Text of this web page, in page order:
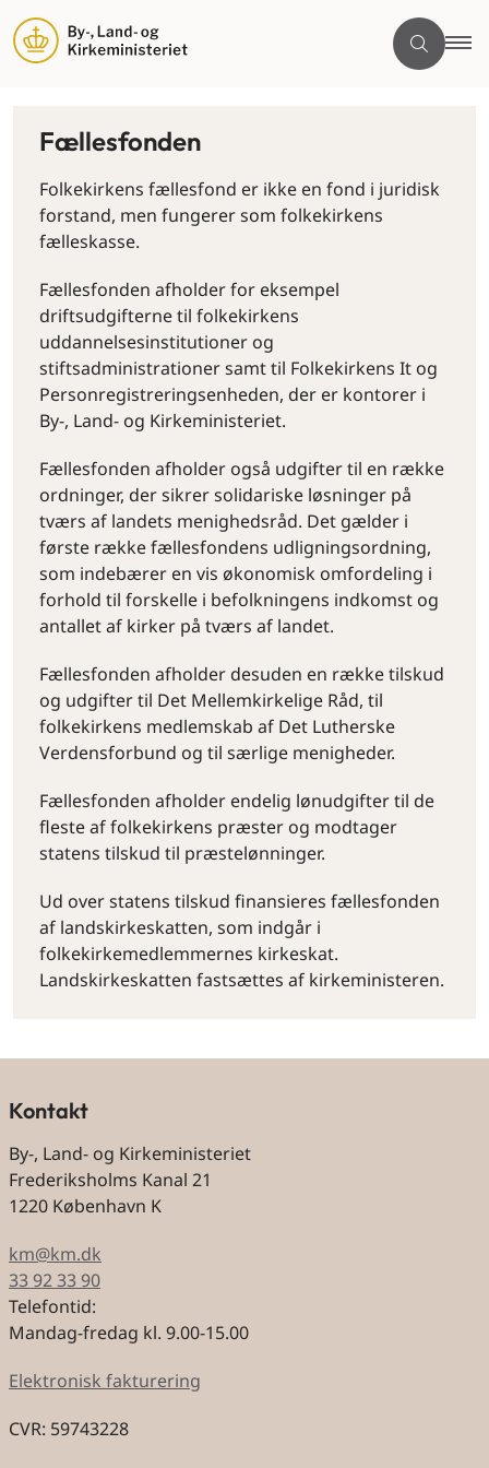
Fællesfonden
Folkekirkens fællesfond er ikke en fond i juridisk
forstand, men fungerer som folkekirkens
fælleskasse.
Fællesfonden afholder for eksempel
driftsudgifterne til folkekirkens
uddannelsesinstitutioner og
stiftsadministrationer samt til Folkekirkens It og
Personregistreringsenheden, der er kontorer i
By-, Land- og Kirkeministeriet.
Fællesfonden afholder også udgifter til en række
ordninger, der sikrer solidariske løsninger på
tværs af landets menighedsråd. Det gælder i
første række fællesfondens udligningsordning,
som indebærer en vis økonomisk omfordeling i
forhold til forskelle i befolkningens indkomst og
antallet af kirker på tværs af landet.
Fællesfonden afholder desuden en række tilskud
og udgifter til Det Mellemkirkelige Råd, til
folkekirkens medlemskab af Det Lutherske
Verdensforbund og til særlige menigheder.
Fællesfonden afholder endelig lønudgifter til de
fleste af folkekirkens præster og modtager
statens tilskud til præstelønninger.
Ud over statens tilskud finansieres fællesfonden
af landskirkeskatten, som indgår i
folkekirkemedlemmernes kirkeskat.
Landskirkeskatten fastsættes af kirkeministeren.
Kontakt
By-, Land- og Kirkeministeriet
Frederiksholms Kanal 21
1220 København K
km@km.dk
33 92 33 90
Telefontid:
Mandag-fredag kl. 9.00-15.00
Elektronisk fakturering
CVR: 59743228